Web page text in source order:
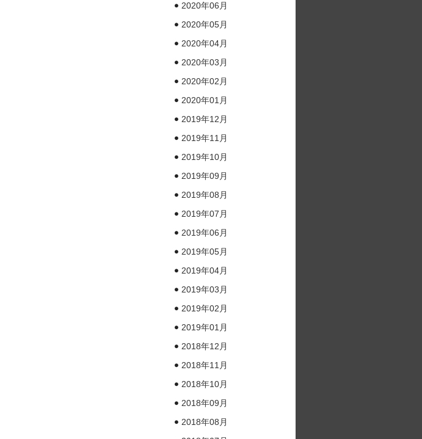
2020年06月
2020年05月
2020年04月
2020年03月
2020年02月
2020年01月
2019年12月
2019年11月
2019年10月
2019年09月
2019年08月
2019年07月
2019年06月
2019年05月
2019年04月
2019年03月
2019年02月
2019年01月
2018年12月
2018年11月
2018年10月
2018年09月
2018年08月